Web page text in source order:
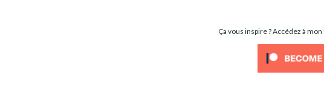
Ça vous inspire ? Accédez à